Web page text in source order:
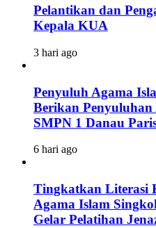
Pelantikan dan
Kepala KUA
3 hari ago
Penyuluh Agama
Berikan
SMPN 1 Danau
6 hari ago
Tingkatkan Literasi
Agama Islam
Gelar Pelatihan